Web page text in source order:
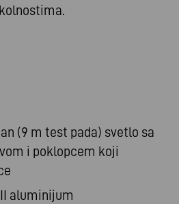
(9 m test pada) svetlo sa
i poklopcem koji
aluminijum